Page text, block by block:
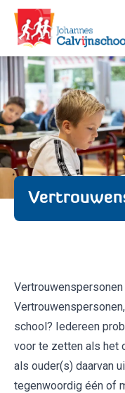
school? Iedereen
voor te zetten als het
als ouder(s) daarvan
tegenwoordig één of